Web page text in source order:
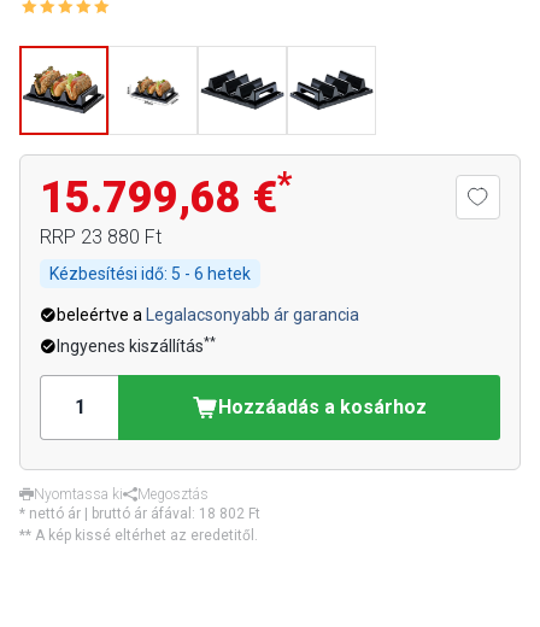
15.799,68 €*
RRP 23 880 Ft
Kézbesítési idő: 5 - 6 hetek
beleértve a
Legalacsonyabb ár garancia
Ingyenes kiszállítás**
Hozzáadás a kosárhoz
Nyomtassa ki
Megosztás
* nettó ár | bruttó ár áfával: 18 802 Ft
** A kép kissé eltérhet az eredetitől.